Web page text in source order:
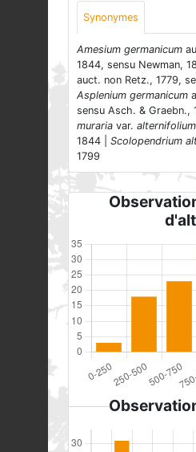
Synonymes
Amesium germanicum
1844, sensu Newman,
auct. non Retz., 1779,
Asplenium germanicum
sensu Asch. & Graebn.,
muraria var. alternifolium
1844 | Scolopendrium
1799